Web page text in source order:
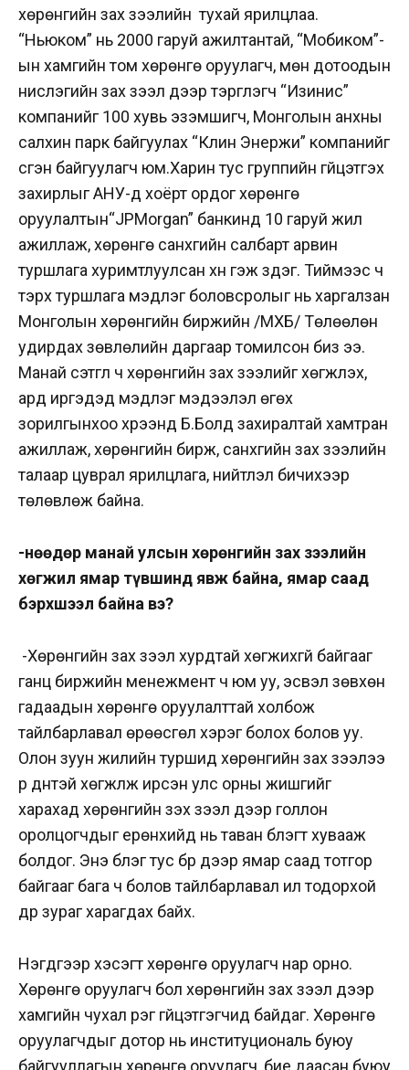
хөрөнгийн зах зээлийн тухай ярилцлаа.
“Ньюком” нь 2000 гаруй ажилтантай, “Мобиком”-
ын хамгийн том хөрөнгө оруулагч, мөн дотоодын
нислэгийн зах зээл дээр тэргүүлэгч “Изинис”
компанийг 100 хувь эзэмшигч, Монголын анхны
салхин парк байгуулах “Клин Энержи” компанийг
үсгэн байгуулагч юм.Харин тус группийн гүйцэтгэх
захирлыг АНУ-д хоёрт ордог хөрөнгө
оруулалтын“JPMorgan” банкинд 10 гаруй жил
ажиллаж, хөрөнгө санхүүгийн салбарт арвин
туршлага хуримтлуулсан хүн гэж үздэг. Тиймээс ч
тэрхүү туршлага мэдлэг боловсролыг нь харгалзан
Монголын хөрөнгийн биржийн /МХБ/ Төлөөлөн
удирдах зөвлөлийн даргаар томилсон биз ээ.
Манай сэтгүүл ч хөрөнгийн зах зээлийг хөгжүүлэх,
ард иргэдэд мэдлэг мэдээлэл өгөх
зорилгынхоо хүрээнд Б.Болд захиралтай хамтран
ажиллаж, хөрөнгийн бирж, санхүүгийн зах зээлийн
талаар цуврал ярилцлага, нийтлэл бичихээр
төлөвлөж байна.
-Өнөөдөр манай улсын хөрөнгийн зах зээлийн
хөгжил ямар түвшинд явж байна, ямар саад
бэрхшээл байна вэ?
-Хөрөнгийн зах зээл хурдтай хөгжихгүй байгааг
ганц биржийн менежмент ч юм уу, эсвэл зөвхөн
гадаадын хөрөнгө оруулалттай холбож
тайлбарлавал өрөөсгөл хэрэг болох болов уу.
Олон зуун жилийн туршид хөрөнгийн зах зээлээ
үр дүнтэй хөгжүүлж ирсэн улс орны жишгийг
харахад хөрөнгийн зэх зээл дээр голлон
оролцогчдыг ерөнхийд нь таван бүлэгт хувааж
болдог. Энэ бүлэг тус бүр дээр ямар саад тотгор
байгааг бага ч болов тайлбарлавал илүү тодорхой
дүр зураг харагдах байх.
Нэгдүгээр хэсэгт хөрөнгө оруулагч нар орно.
Хөрөнгө оруулагч бол хөрөнгийн зах зээл дээр
хамгийн чухал үүрэг гүйцэтгэгчид байдаг. Хөрөнгө
оруулагчдыг дотор нь институциональ буюу
байгууллагын хөрөнгө оруулагч, бие даасан буюу